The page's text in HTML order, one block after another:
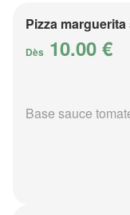
Pizza
Dès 10.00 €
Base sauce